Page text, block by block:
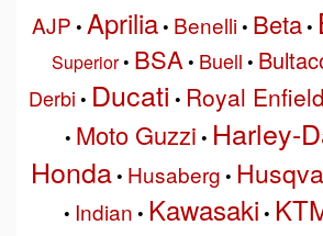
AJP • Aprilia• Benelli• Beta•
Superior• BSA• Buell •
Derbi • Ducati • Royal Enfield
• Moto Guzzi • Harley-
Honda• Husaberg •
• Indian • Kawasaki •